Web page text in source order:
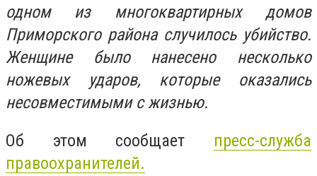
одном из многоквартирных домов
Приморского района случилось убийство.
Женщине было нанесено несколько
ножевых ударов, которые оказались
несовместимыми с жизнью.
Об этом сообщает пресс-служба
правоохранителей.